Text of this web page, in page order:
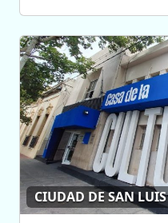
CIUDAD DE SAN LUIS